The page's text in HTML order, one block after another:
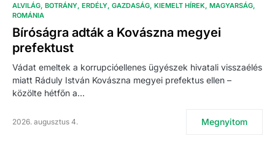
ALVILÁG BOTRÁNY ERDÉLY GAZDASÁG KIEMELT HÍREK MAGYARSÁG
ROMÁNIA
Bíróságra adták a Kovászna megyei
prefektust
Vádat emeltek a korrupcióellenes ügyészek hivatali visszaélés
miatt Ráduly István Kovászna megyei prefektus ellen –
közölte hétfőn a…
2026. augusztus 4. Megnyitom